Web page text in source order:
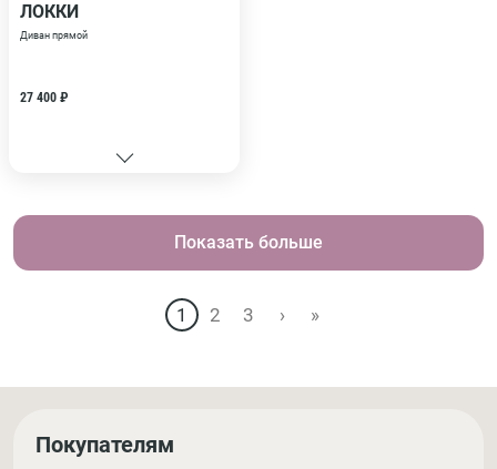
ЛОККИ
Диван прямой
27 400 ₽
Показать больше
1 2 3 › »
Покупателям